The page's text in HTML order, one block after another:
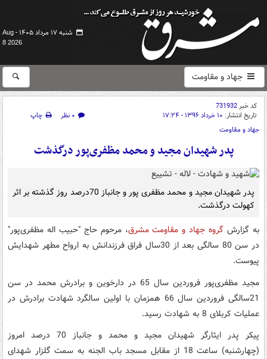
شنبه ۱۷ مرداد ۱۴۰۵ -
Aug
8 2026
جهاد و مقاومت
کد خبر731932
تاریخ انتشار: ۱۰ خرداد ۱۳۹۶ - ۱۷:۲۴ ۰ نظر
چاپ
جهاد و مقاومت
پدر شهیدان مجید و محمد مظفری‌پور درگذشت
پدر شهیدان مجید و محمد مظفری پور و جانباز 70درصد روز گذشته بر اثر
کهولت درگذشت.
به گزارش گروه جهاد و مقاومت مشرق، مرحوم حاج "حبیب اله مظفری‌پور"
در سن 80 سالگی بعد از 30سال فراق فرزندانش به ارواح مطهر شهدایش
پیوست.
مجید مظفری‌پور فروردین سال 65 در دارخوین و برادرش محمد در سن
21سالگی فروردین سال 66 همزمان با اولین سالگرد شهادت برادرش در
عملیات کربلای 8 به شهادت رسید.
پیکر پدر ایثارگر شهیدان مجید و محمد و جانباز 70 درصد امروز
(چهارشنبه) ساعت 18 از مقابل مسجد باب الجنه به سمت گلزار شهدای